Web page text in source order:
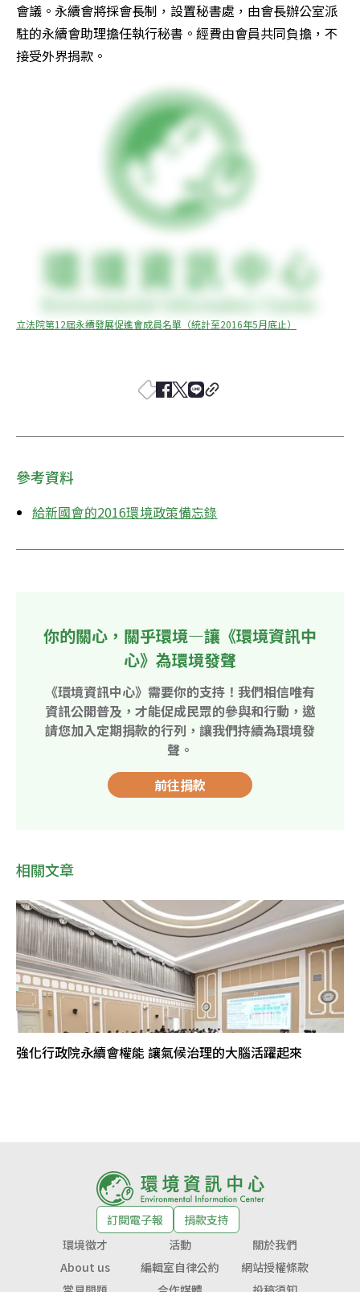
會議。永續會將採會長制，設置秘書處，由會長辦公室派
駐的永續會助理擔任執行秘書。經費由會員共同負擔，不
接受外界捐款。
立法院第12屆永續發展促進會成員名單（統計至2016年5月底止）
參考資料
給新國會的2016環境政策備忘錄
你的關心，關乎環境—讓《環境資訊中
心》為環境發聲
《環境資訊中心》需要你的支持！我們相信唯有
資訊公開普及，才能促成民眾的參與和行動，邀
請您加入定期捐款的行列，讓我們持續為環境發
聲。
前往捐款
相關文章
強化行政院永續會權能 讓氣候治理的大腦活躍起來
訂閱電子報
捐款支持
環境徵才
活動
關於我們
About us
編輯室自律公約
網站授權條款